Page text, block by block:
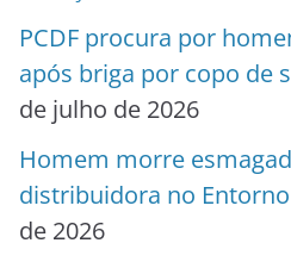
PCDF procura por
após briga por copo de
de julho de 2026
Homem morre
distribuidora no
de 2026